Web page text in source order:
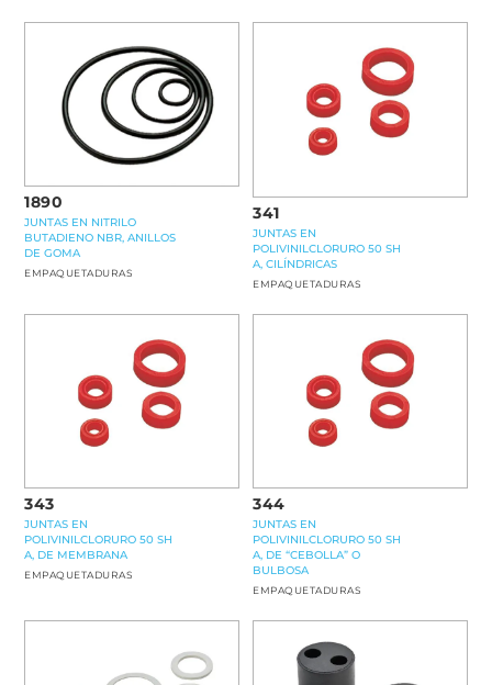
1890
JUNTAS EN NITRILO
BUTADIENO NBR, ANILLOS
DE GOMA
EMPAQUETADURAS
341
JUNTAS EN
POLIVINILCLORURO 50 SH
A, CILÍNDRICAS
EMPAQUETADURAS
343
JUNTAS EN
POLIVINILCLORURO 50 SH
A, DE MEMBRANA
EMPAQUETADURAS
344
JUNTAS EN
POLIVINILCLORURO 50 SH
A, DE “CEBOLLA” O
BULBOSA
EMPAQUETADURAS